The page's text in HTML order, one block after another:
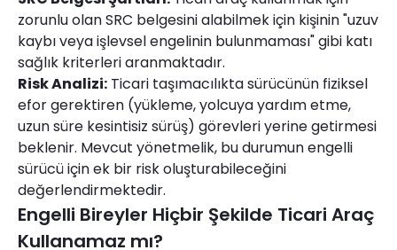
zorunlu olan SRC belgesini alabilmek için kişinin "uzuv
kaybı veya işlevsel engelinin bulunmaması" gibi katı
sağlık kriterleri aranmaktadır.
Risk Analizi: Ticari taşımacılıkta sürücünün fiziksel
efor gerektiren (yükleme, yolcuya yardım etme,
uzun süre kesintisiz sürüş) görevleri yerine getirmesi
beklenir. Mevcut yönetmelik, bu durumun engelli
sürücü için ek bir risk oluşturabileceğini
değerlendirmektedir.
Engelli Bireyler Hiçbir Şekilde Ticari Araç
Kullanamaz mı?